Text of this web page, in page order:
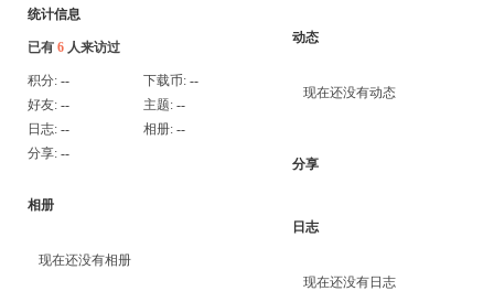
统计信息
已有 6 人来访过
积分: -- 下载币: --
好友: -- 主题: --
日志: -- 相册: --
分享: --
相册
现在还没有相册
动态
现在还没有动态
分享
日志
现在还没有日志